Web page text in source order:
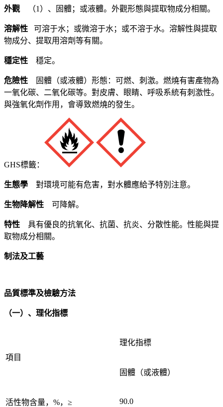
外觀 （1）、固體；或液體。外觀形態與提取物成分相關。
溶解性 可溶于水；或微溶于水；或不溶于水。溶解性與提取
物成分、提取用溶劑等有關。
穩定性 穩定。
危險性
固體（或液體）形態：可燃、刺激。燃燒有害產物為
一氧化碳、二氧化碳等。對皮膚、眼睛、呼吸系統有刺激性。
與強氧化劑作用，會導致燃燒的發生。
GHS標籤：
生態學 對環境可能有危害，對水體應給予特別注意。
生物降解性 可降解。
特性 具有優良的抗氧化、抗菌、抗炎、分散性能。性能與提
取物成分相關。
制法及工藝
品質標準及檢驗方法
（一）、理化指標
項目
理化指標
固體（或液體）
活性物含量，%，≥ 90.0